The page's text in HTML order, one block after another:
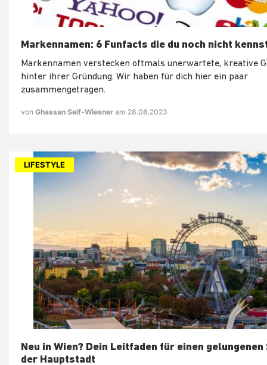
Markennamen: 6 Funfacts die du noch nicht
Markennamen verstecken oftmals unerwartete, kreative
hinter ihrer Gründung. Wir haben für dich hier ein paar
zusammengetragen.
von Ghassan Seif-Wiesner am 28.08.2023
LIFESTYLE
Neu in Wien? Dein Leitfaden für einen
der Hauptstadt